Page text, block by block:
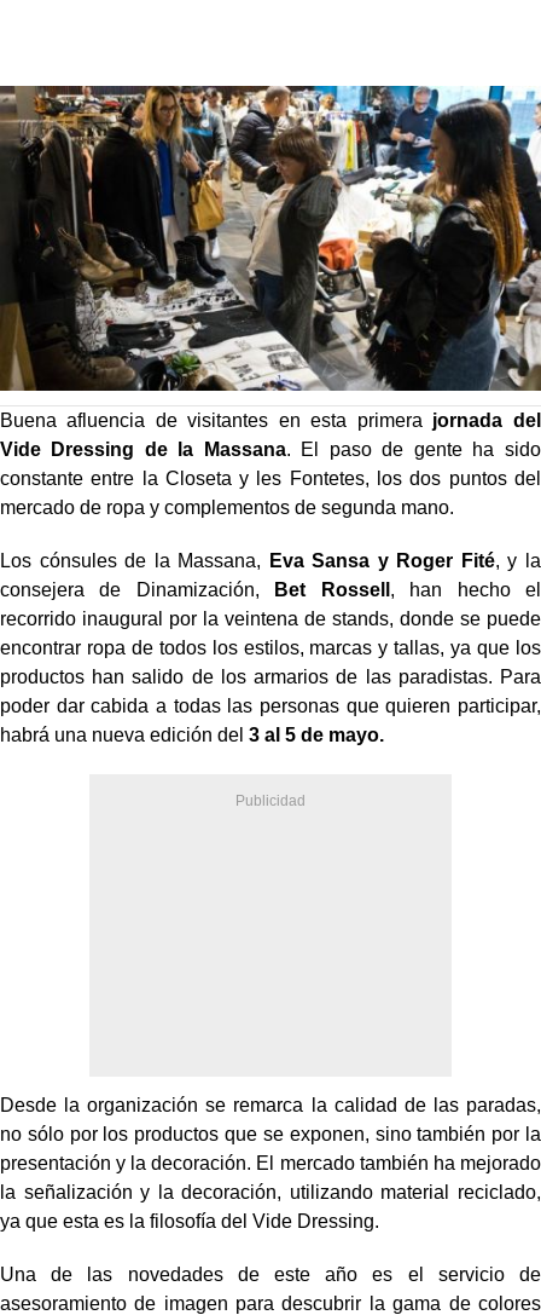
Buena afluencia de visitantes en esta primera jornada del
Vide Dressing de la Massana. El paso de gente ha sido
constante entre la Closeta y les Fontetes, los dos puntos del
mercado de ropa y complementos de segunda mano.
Los cónsules de la Massana, Eva Sansa y Roger Fité, y la
consejera de Dinamización,
Bet Rossell , han hecho el
recorrido inaugural por la veintena de stands, donde se puede
encontrar ropa de todos los estilos, marcas y tallas, ya que los
productos han salido de los armarios de las paradistas. Para
poder dar cabida a todas las personas que quieren participar,
habrá una nueva edición del 3 al 5 de mayo.
Desde la organización se remarca la calidad de las paradas,
no sólo por los productos que se exponen, sino también por la
presentación y la decoración. El mercado también ha mejorado
la señalización y la decoración, utilizando material reciclado,
ya que esta es la filosofía del Vide Dressing.
Una de las novedades de este año es el servicio de
asesoramiento de imagen para descubrir la gama de colores